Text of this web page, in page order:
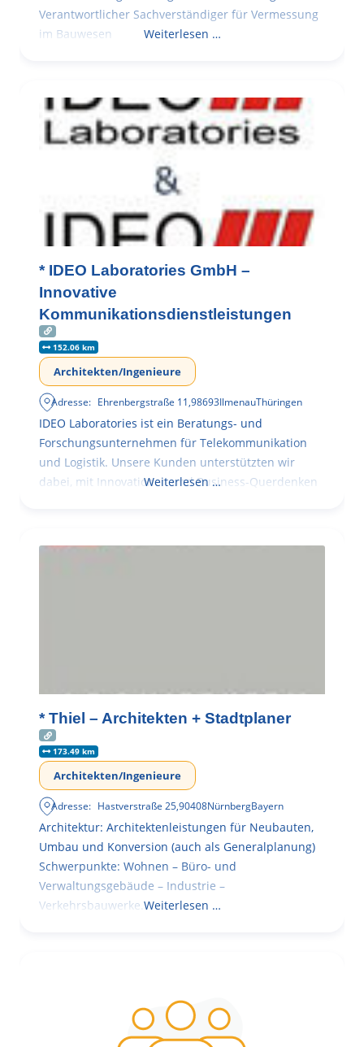
Verantwortlicher Sachverständiger für Vermessung
im Bauwesen
Weiterlesen …
* IDEO Laboratories GmbH –
Innovative
Kommunikationsdienstleistungen
152.06 km
Architekten/Ingenieure
Adresse: Ehrenbergstraße 11,98693IlmenauThüringen
IDEO Laboratories ist ein Beratungs- und
Forschungsunternehmen für Telekommunikation
und Logistik. Unsere Kunden unterstützten wir
dabei, mit Innovationen und Business-Querdenken
Weiterlesen …
* Thiel – Architekten + Stadtplaner
173.49 km
Architekten/Ingenieure
Adresse: Hastverstraße 25,90408NürnbergBayern
Architektur: Architektenleistungen für Neubauten,
Umbau und Konversion (auch als Generalplanung)
Schwerpunkte: Wohnen – Büro- und
Verwaltungsgebäude – Industrie –
Verkehrsbauwerke. Weiterlesen …